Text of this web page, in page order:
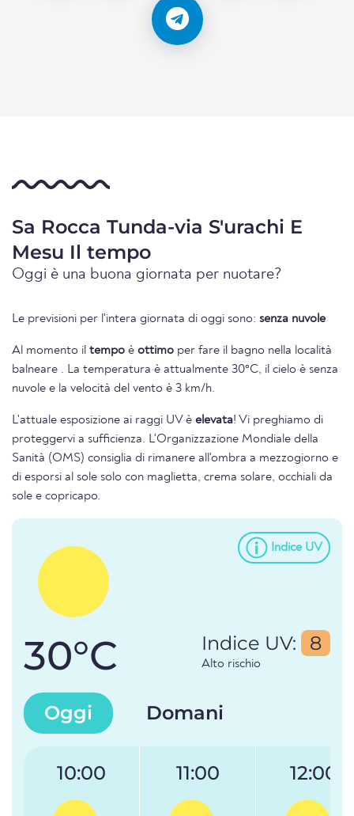
Sa Rocca Tunda-via S'urachi E
Mesu Il tempo
Oggi è una buona giornata per nuotare?
Le previsioni per l'intera giornata di oggi sono: senza nuvole
Al momento il tempo è ottimo per fare il bagno nella località
balneare . La temperatura è attualmente 30°C, il cielo è senza
nuvole e la velocità del vento è 3 km/h.
L'attuale esposizione ai raggi UV è elevata! Vi preghiamo di
proteggervi a sufficienza. L'Organizzazione Mondiale della
Sanità (OMS) consiglia di rimanere all'ombra a mezzogiorno e
di esporsi al sole solo con maglietta, crema solare, occhiali da
sole e copricapo.
Indice UV
30°C Indice UV: 8
Alto rischio
Oggi Domani
10:00 11:00 12:00